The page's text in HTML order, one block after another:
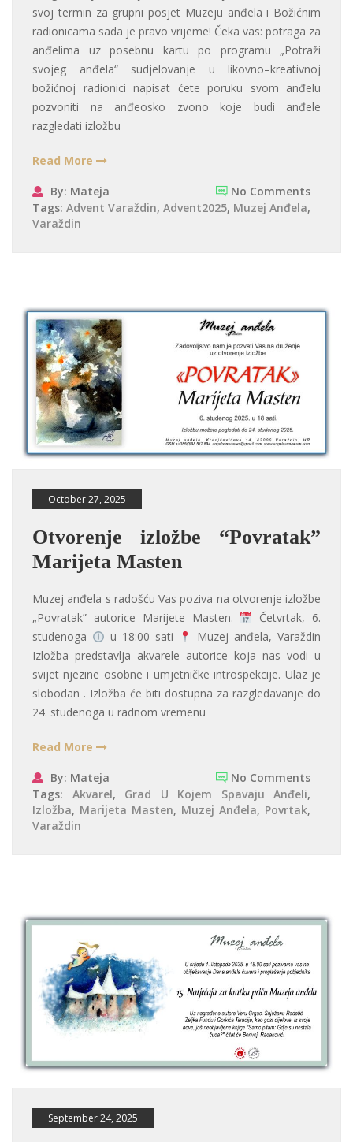
svoj termin za grupni posjet Muzeju anđela i Božićnim
radionicama sada je pravo vrijeme! Čeka vas: potraga za
anđelima uz posebnu kartu po programu „Potraži
svojeg anđela“ sudjelovanje u likovno–kreativnoj
božićnoj radionici napisat ćete poruku svom anđelu
pozvoniti na anđeosko zvono koje budi anđele
razgledati izložbu
Read More
By: Mateja
No Comments
Tags: Advent Varaždin, Advent2025, Muzej Anđela,
Varaždin
October 27, 2025
Otvorenje izložbe “Povratak”
Marijeta Masten
Muzej anđela s radošću Vas poziva na otvorenje izložbe
„Povratak” autorice Marijete Masten.
Četvrtak, 6.
studenoga
u 18:00 sati
Muzej anđela, Varaždin
Izložba predstavlja akvarele autorice koja nas vodi u
svijet njezine osobne i umjetničke introspekcije. Ulaz je
slobodan . Izložba će biti dostupna za razgledavanje do
24. studenoga u radnom vremenu
Read More
By: Mateja
No Comments
Tags: Akvarel, Grad U Kojem Spavaju Anđeli,
Izložba, Marijeta Masten, Muzej Anđela, Povrtak,
Varaždin
September 24, 2025